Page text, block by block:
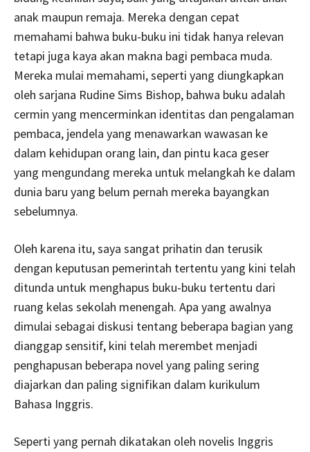
anak maupun remaja. Mereka dengan cepat
memahami bahwa buku-buku ini tidak hanya relevan
tetapi juga kaya akan makna bagi pembaca muda.
Mereka mulai memahami, seperti yang diungkapkan
oleh sarjana Rudine Sims Bishop, bahwa buku adalah
cermin yang mencerminkan identitas dan pengalaman
pembaca, jendela yang menawarkan wawasan ke
dalam kehidupan orang lain, dan pintu kaca geser
yang mengundang mereka untuk melangkah ke dalam
dunia baru yang belum pernah mereka bayangkan
sebelumnya.
Oleh karena itu, saya sangat prihatin dan terusik
dengan keputusan pemerintah tertentu yang kini telah
ditunda untuk menghapus buku-buku tertentu dari
ruang kelas sekolah menengah. Apa yang awalnya
dimulai sebagai diskusi tentang beberapa bagian yang
dianggap sensitif, kini telah merembet menjadi
penghapusan beberapa novel yang paling sering
diajarkan dan paling signifikan dalam kurikulum
Bahasa Inggris.
Seperti yang pernah dikatakan oleh novelis Inggris